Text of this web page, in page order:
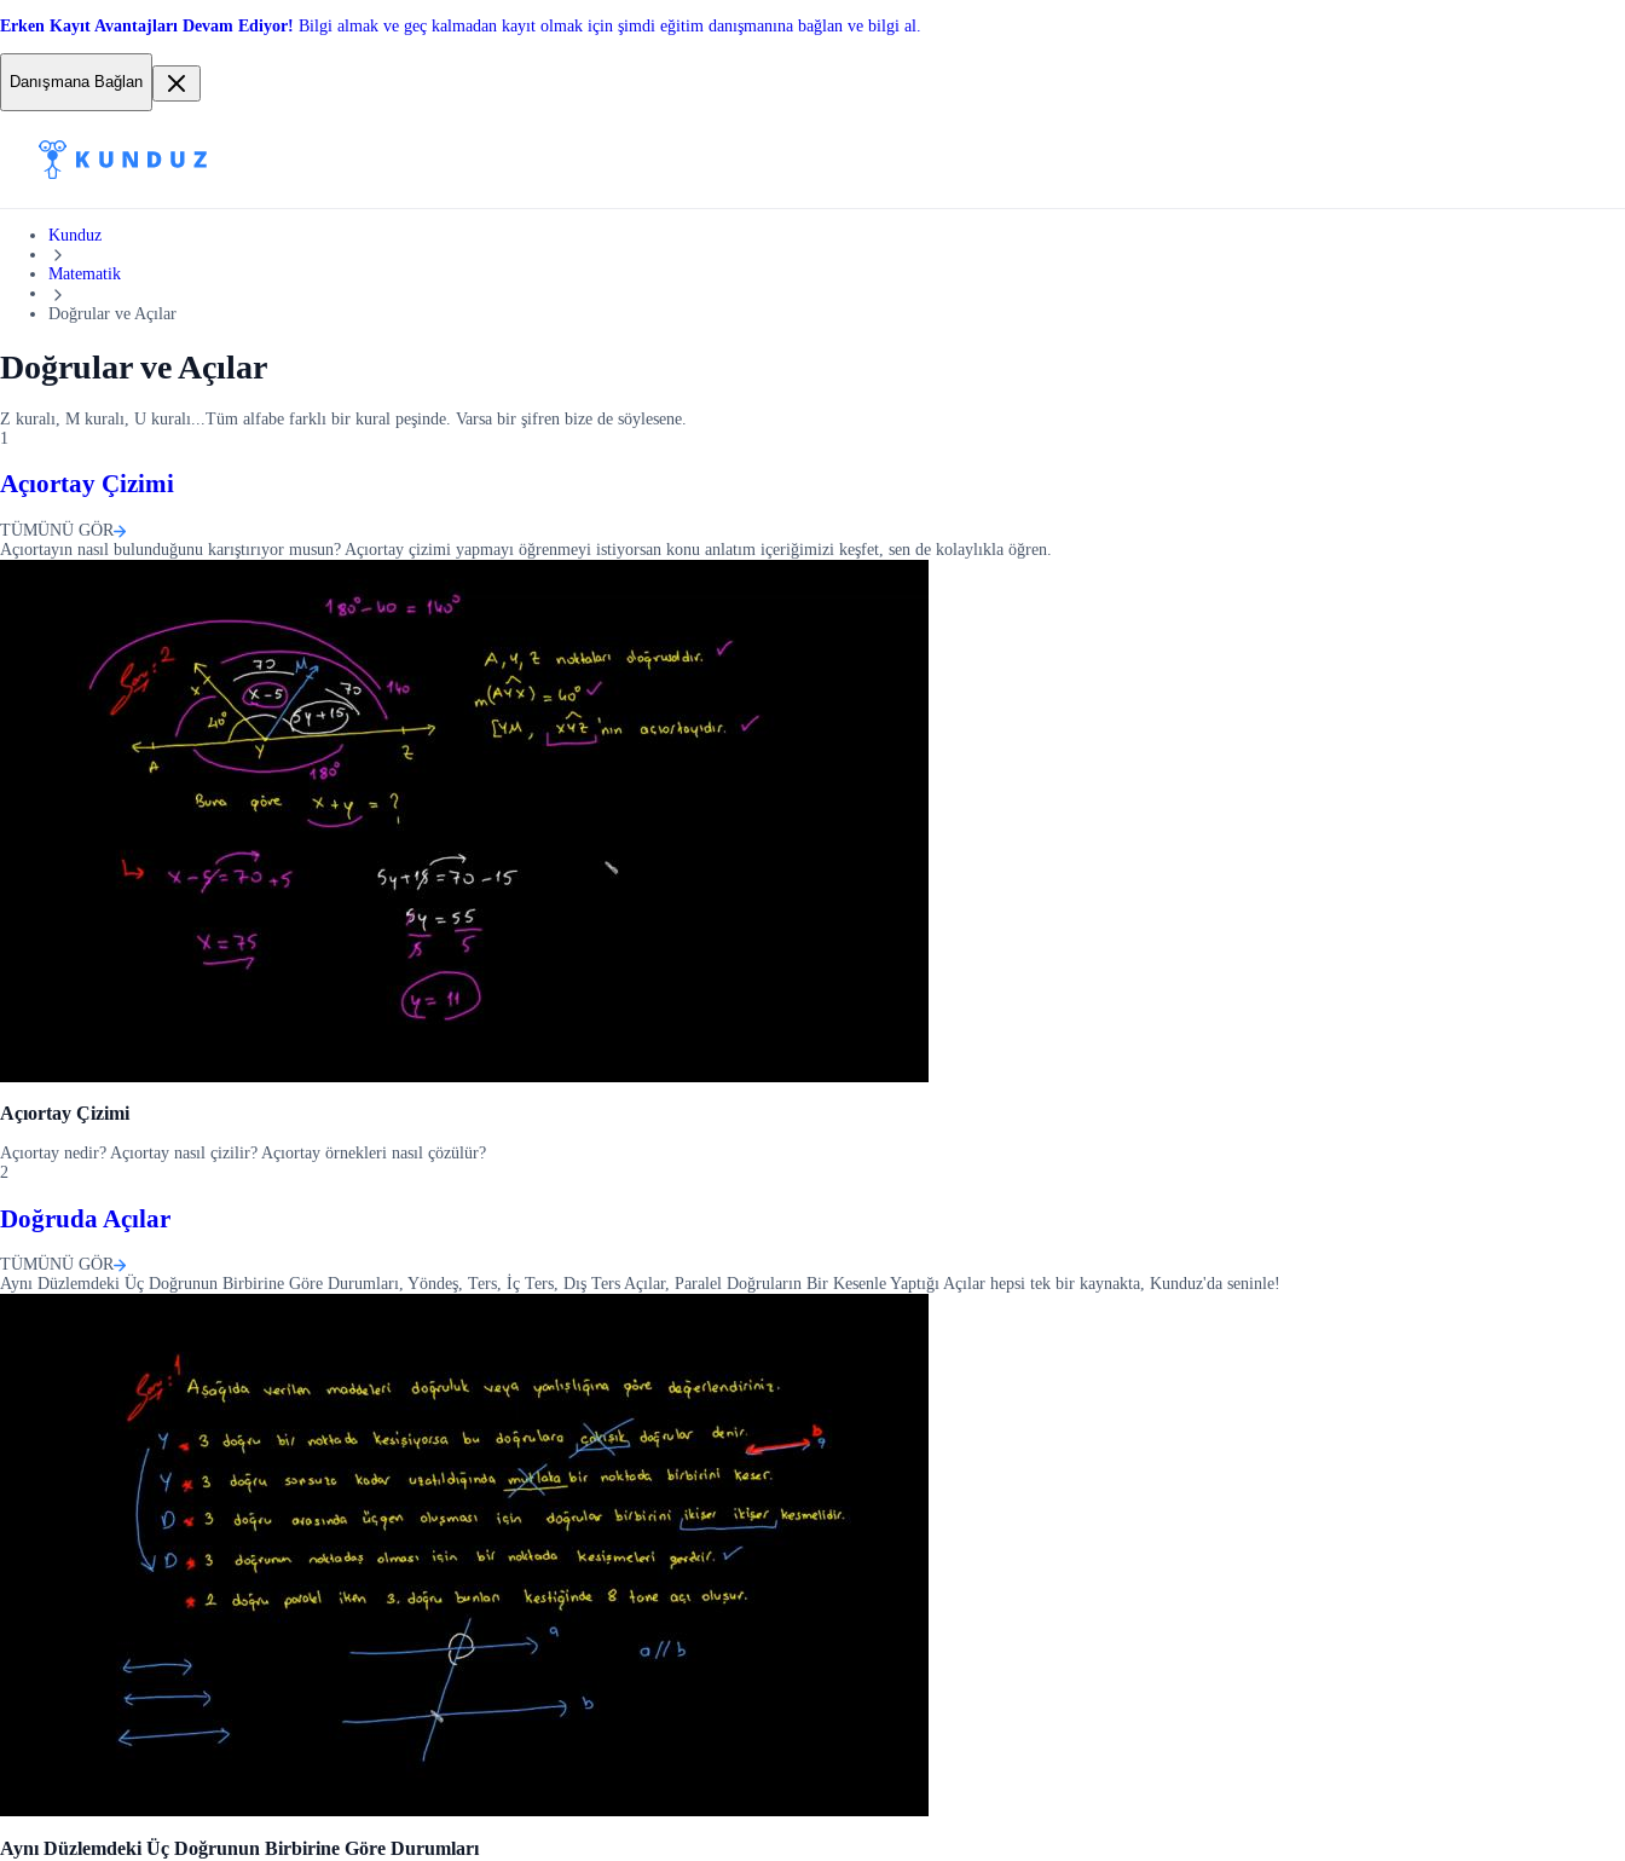
Erken Kayıt Avantajları Devam Ediyor! Bilgi almak ve geç kalmadan kayıt olmak için şimdi eğitim danışmanına bağlan ve bilgi al.
Danışmana Bağlan
Kunduz
Matematik
Doğrular ve Açılar
Doğrular ve Açılar
Z kuralı, M kuralı, U kuralı...Tüm alfabe farklı bir kural peşinde. Varsa bir şifren bize de söylesene.
1
Açıortay Çizimi
TÜMÜNÜ GÖR
Açıortayın nasıl bulunduğunu karıştırıyor musun? Açıortay çizimi yapmayı öğrenmeyi istiyorsan konu anlatım içeriğimizi keşfet, sen de kolaylıkla öğren.
Açıortay Çizimi
Açıortay nedir? Açıortay nasıl çizilir? Açıortay örnekleri nasıl çözülür?
2
Doğruda Açılar
TÜMÜNÜ GÖR
Aynı Düzlemdeki Üç Doğrunun Birbirine Göre Durumları, Yöndeş, Ters, İç Ters, Dış Ters Açılar, Paralel Doğruların Bir Kesenle Yaptığı Açılar hepsi tek bir kaynakta, Kunduz'da seninle!
Aynı Düzlemdeki Üç Doğrunun Birbirine Göre Durumları